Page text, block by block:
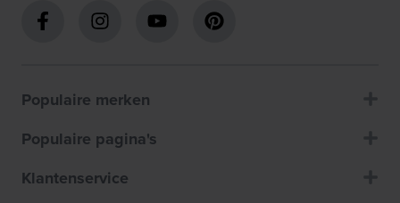
Populaire merken
Populaire pagina's
Klantenservice